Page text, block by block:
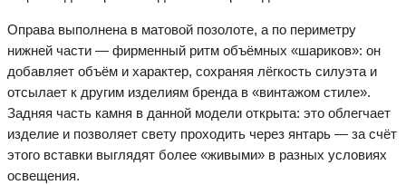
Оправа выполнена в матовой позолоте, а по периметру
нижней части — фирменный ритм объёмных «шариков»: он
добавляет объём и характер, сохраняя лёгкость силуэта и
отсылает к другим изделиям бренда в «винтажом стиле».
Задняя часть камня в данной модели открыта: это облегчает
изделие и позволяет свету проходить через янтарь — за счёт
этого вставки выглядят более «живыми» в разных условиях
освещения.